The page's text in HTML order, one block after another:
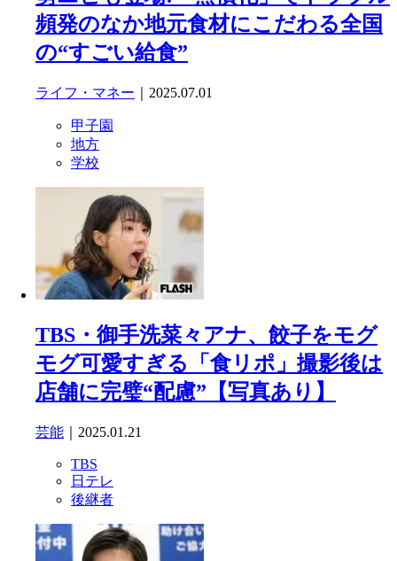
頻発のなか地元食材にこだわる全国
の“すごい給食”
ライフ・マネー ｜2025.07.01
甲子園
地方
学校
TBS・御手洗菜々アナ、餃子をモグ
モグ可愛すぎる「食リポ」撮影後は
店舗に完璧“配慮”【写真あり】
芸能 ｜2025.01.21
TBS
日テレ
後継者